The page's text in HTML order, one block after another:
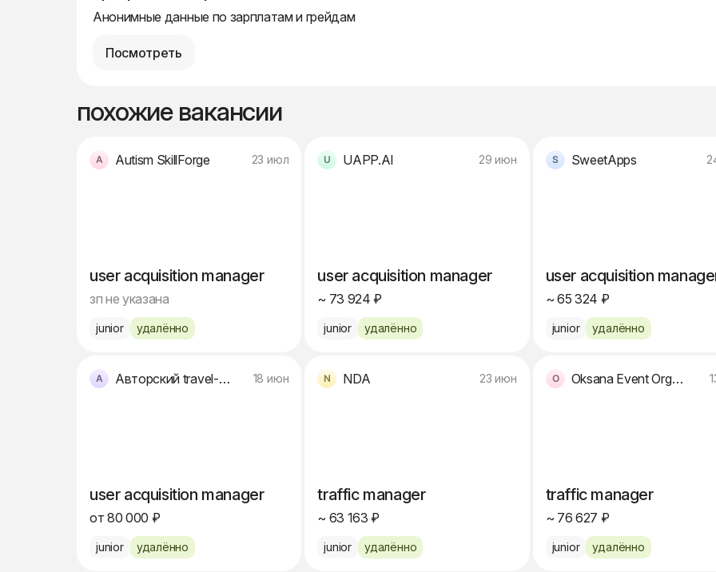
Анонимные данные по зарплатам и грейдам
Посмотреть
похожие вакансии
Autism SkillForge 23 июл
user acquisition manager
зп не указана
junior удалённо
UAPP.AI 29 июн
user acquisition manager
~ 73 924 ₽
junior удалённо
SweetApps
user acquisition
~ 65 324 ₽
junior удалённо
Авторский travel-проект 18 июн
user acquisition manager
от 80 000 ₽
junior удалённо
NDA 23 июн
traffic manager
~ 63 163 ₽
junior удалённо
Oksana Event Organizations
traffic manager
~ 76 627 ₽
junior удалённо